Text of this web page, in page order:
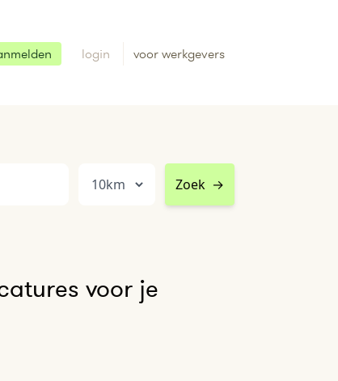
login voor werkgevers
Zoek →
voor je